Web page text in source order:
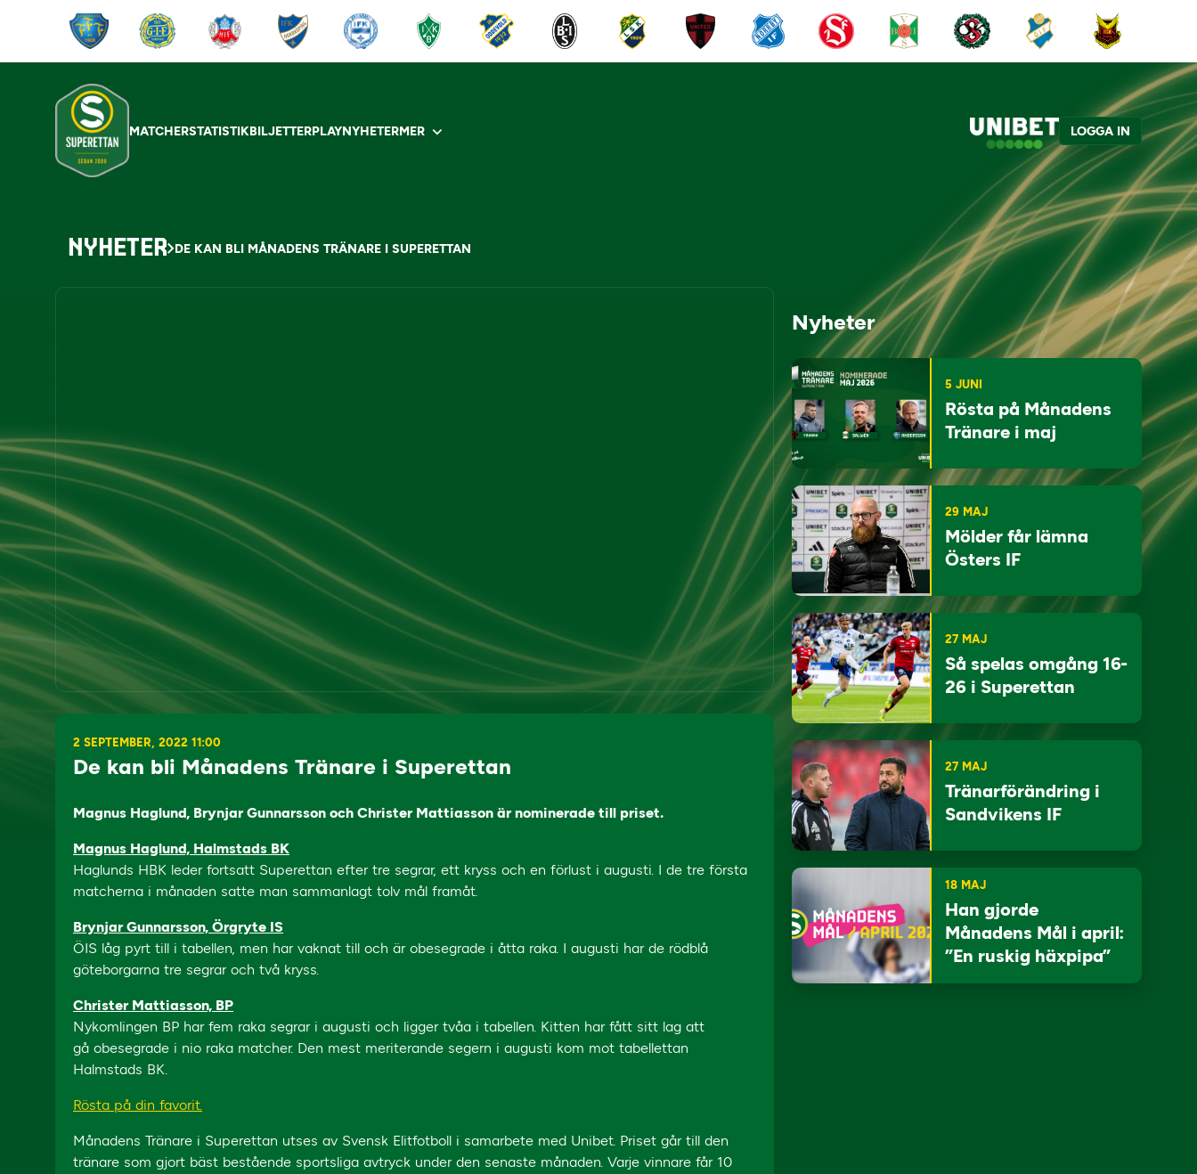
MATCHERSTATISTIKBILJETTERPLAYNYHETERMER LOGGA IN
NYHETER DE KAN BLI MÅNADENS TRÄNARE I SUPERETTAN
2 SEPTEMBER, 2022 11:00
De kan bli Månadens Tränare i Superettan
Magnus Haglund, Brynjar Gunnarsson och Christer Mattiasson är nominerade till priset.
Magnus Haglund, Halmstads BK
Haglunds HBK leder fortsatt Superettan efter tre segrar, ett kryss och en förlust i augusti. I de tre första
matcherna i månaden satte man sammanlagt tolv mål framåt.
Brynjar Gunnarsson, Örgryte IS
ÖIS låg pyrt till i tabellen, men har vaknat till och är obesegrade i åtta raka. I augusti har de rödblå
göteborgarna tre segrar och två kryss.
Christer Mattiasson, BP
Nykomlingen BP har fem raka segrar i augusti och ligger tvåa i tabellen. Kitten har fått sitt lag att
gå obesegrade i nio raka matcher. Den mest meriterande segern i augusti kom mot tabellettan
Halmstads BK.
Rösta på din favorit.
Månadens Tränare i Superettan utses av Svensk Elitfotboll i samarbete med Unibet. Priset går till den
tränare som gjort bäst bestående sportsliga avtryck under den senaste månaden. Varje vinnare får 10
Nyheter
5 JUNI
Rösta på Månadens
Tränare i maj
29 MAJ
Mölder får lämna
Östers IF
27 MAJ
Så spelas omgång 16-
26 i Superettan
27 MAJ
Tränarförändring i
Sandvikens IF
18 MAJ
Han gjorde
Månadens Mål i april:
”En ruskig häxpipa”